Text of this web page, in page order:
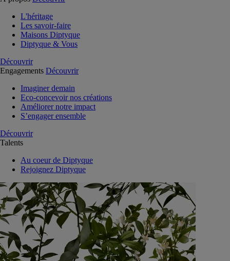
L'héritage
Les savoir-faire
Maisons Diptyque
Diptyque & Vous
Découvrir
Engagements Découvrir
Imaginer demain
Eco-concevoir nos créations
Améliorer notre impact
S’engager ensemble
Découvrir
Talents
Au coeur de Diptyque
Rejoignez Diptyque